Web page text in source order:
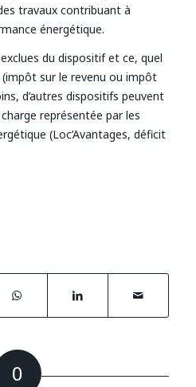
travaux contribuant à
énergétique.
du dispositif et ce, quel
sur le revenu ou impôt
d’autres dispositifs peuvent
représentée par les
(Loc’Avantages, déficit
0